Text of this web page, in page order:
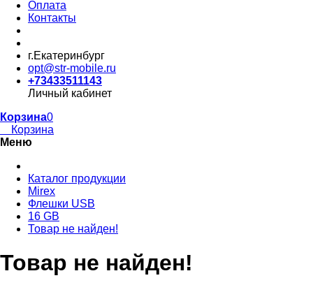
Оплата
Контакты
г.Екатеринбург
opt@str-mobile.ru
+73433511143
Личный кабинет
Корзина0
Корзина
Меню
Каталог продукции
Mirex
Флешки USB
16 GB
Товар не найден!
Товар не найден!